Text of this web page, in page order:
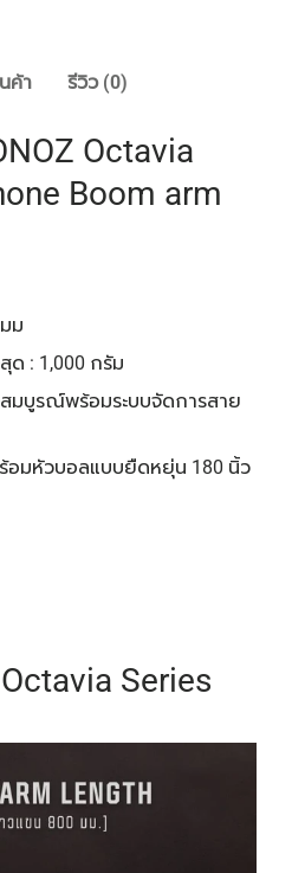
ค้า รีวิว (0)
Octavia
Boom arm
ม
ด : 1,000 กรัม
มบูรณ์พร้อมระบบจัดการสาย
อมหัวบอลแบบยืดหยุ่น 180 นิ้ว
Series